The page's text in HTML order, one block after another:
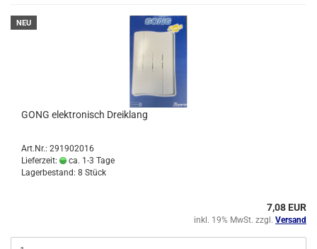
NEU
GONG elektronisch Dreiklang
Art.Nr.: 291902016
Lieferzeit:
ca. 1-3 Tage
Lagerbestand: 8 Stück
7,08 EUR
inkl. 19% MwSt. zzgl. Versand